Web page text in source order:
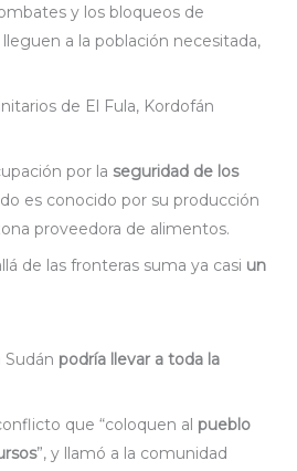
y los bloqueos de
a la población necesitada,
de El Fula, Kordofán
por laseguridad de los
es conocido por su producción
proveedora de alimentos.
de las fronteras suma ya casi un
podría llevar a toda la
que “coloquen al pueblo
”, y llamó a la comunidad